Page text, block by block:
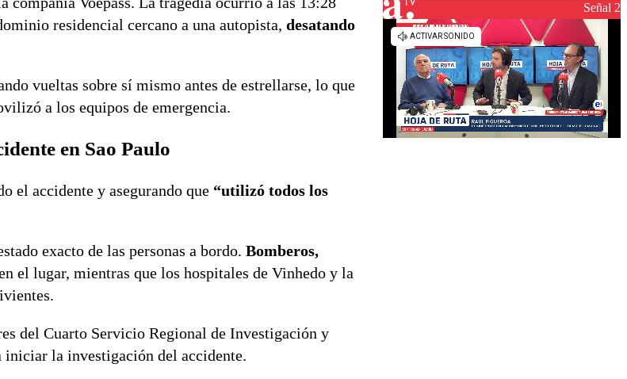
residencial cercano a una autopista, desatando
vueltas sobre sí mismo antes de estrellarse, lo que
a los equipos de emergencia.
en Sao Paulo
el accidente y asegurando que “utilizó todos los
exacto de las personas a bordo. Bomberos,
el lugar, mientras que los hospitales de Vinhedo y la
del Cuarto Servicio Regional de Investigación y
iniciar la investigación del accidente.
reconstrucciónSeñal 2